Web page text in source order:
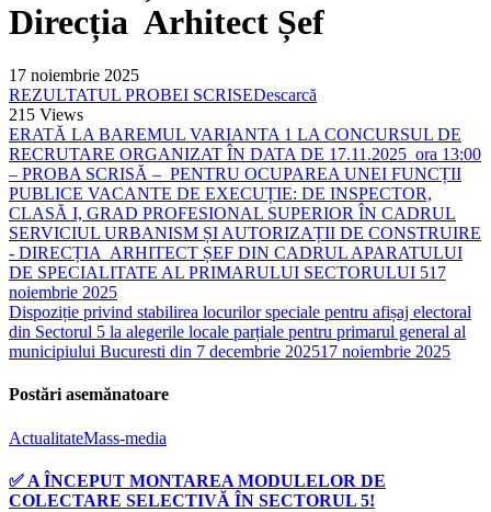
Direcția Arhitect Șef
17 noiembrie 2025
REZULTATUL PROBEI SCRISEDescarcă
215 Views
ERATĂ LA BAREMUL VARIANTA 1 LA CONCURSUL DE
RECRUTARE ORGANIZAT ÎN DATA DE 17.11.2025 ora 13:00
– PROBA SCRISĂ – PENTRU OCUPAREA UNEI FUNCȚII
PUBLICE VACANTE DE EXECUȚIE: DE INSPECTOR,
CLASĂ I, GRAD PROFESIONAL SUPERIOR ÎN CADRUL
SERVICIUL URBANISM ȘI AUTORIZAȚII DE CONSTRUIRE
- DIRECȚIA ARHITECT ȘEF DIN CADRUL APARATULUI
DE SPECIALITATE AL PRIMARULUI SECTORULUI 517
noiembrie 2025
Dispoziție privind stabilirea locurilor speciale pentru afișaj electoral
din Sectorul 5 la alegerile locale parțiale pentru primarul general al
municipiului Bucuresti din 7 decembrie 202517 noiembrie 2025
Postări asemănatoare
ActualitateMass-media
✅ A ÎNCEPUT MONTAREA MODULELOR DE
COLECTARE SELECTIVĂ ÎN SECTORUL 5!